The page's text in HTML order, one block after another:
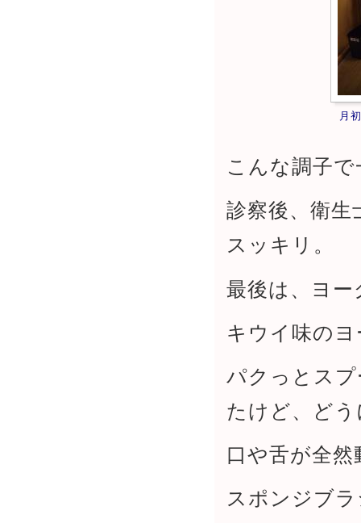
月
こんな調子
診察後、衛
スッキリ。
最後は、ヨ
キウイ味の
パクっとス
たけど、ど
口や舌が全
スポンジブ